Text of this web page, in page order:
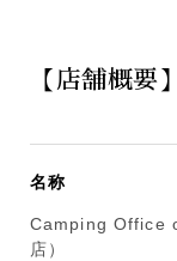
【店舗概要】
名称
Camping Office
店）